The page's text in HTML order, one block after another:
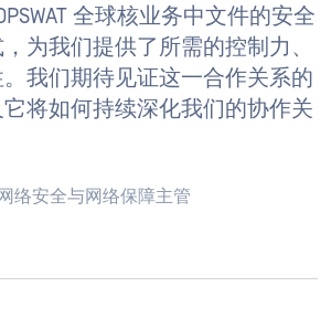
全球核业务中文件的安全
为我们提供了所需的控制力、
我们期待见证这一合作关系的
将如何持续深化我们的协作关
络安全与网络保障主管